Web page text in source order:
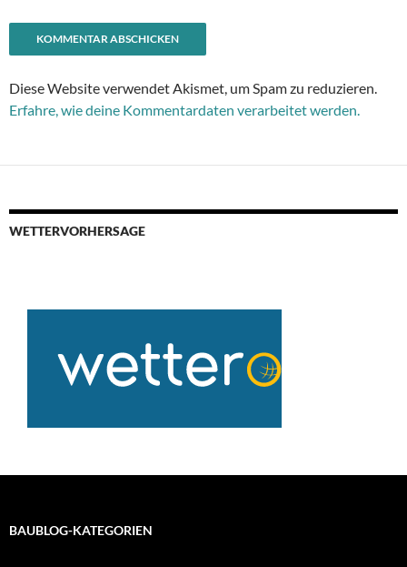
Diese Website verwendet Akismet, um Spam zu reduzieren.
Erfahre, wie deine Kommentardaten verarbeitet werden.
WETTERVORHERSAGE
BAUBLOG-KATEGORIEN